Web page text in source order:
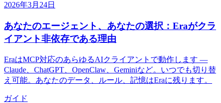
2026年3月24日
あなたのエージェント、あなたの選択：Eraがクラ
イアント非依存である理由
EraはMCP対応のあらゆるAIクライアントで動作します —
Claude、ChatGPT、OpenClaw、Geminiなど。いつでも切り替
え可能。あなたのデータ、ルール、記憶はEraに残ります。
ガイド